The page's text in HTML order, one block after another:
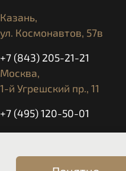
отверстия и
езды
Klimatek®
от царапин
комплекте
Казань,
ул. Космонавтов, 57в
+7 (843) 205-21-21
Москва,
1-й Угрешский пр., 11
+7 (495) 120-50-01